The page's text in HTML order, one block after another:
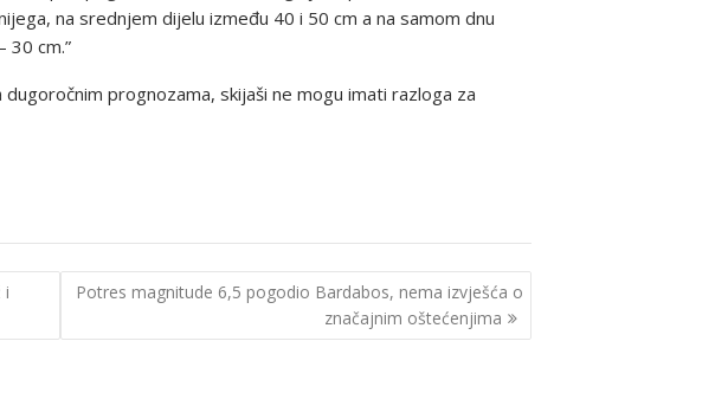
na srednjem dijelu između 40 i 50 cm a na samom dnu
30 cm.”
prognozama, skijaši ne mogu imati razloga za
i
Potres magnitude 6,5 pogodio Bardabos, nema izvješća o
značajnim oštećenjima